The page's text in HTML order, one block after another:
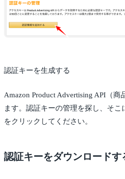
認証キーを生成する
Amazon Product Advertising API（
ます。認証キーの管理を探し、そこ
をクリックしてください。
認証キーをダウンロードす